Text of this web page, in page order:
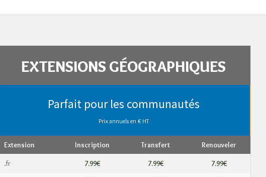
EXTENSIONS GÉOGRAPHIQUES
Parfait pour les communautés
Prix ​​annuels en € HT
Extension Inscription Transfert Renouveler
.fr 7.99€ 7.99€ 7.99€